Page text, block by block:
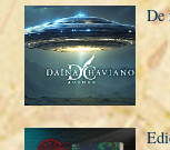
De